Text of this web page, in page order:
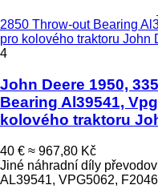
2850 Throw-out Bearing
pro kolového traktoru John
4
John Deere 1950,
Bearing Al39541,
kolového traktoru
40 € ≈ 967,80 Kč
Jiné náhradní díly
AL39541, VPG5062,